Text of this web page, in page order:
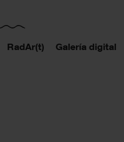
RadAr(t) Galería digital